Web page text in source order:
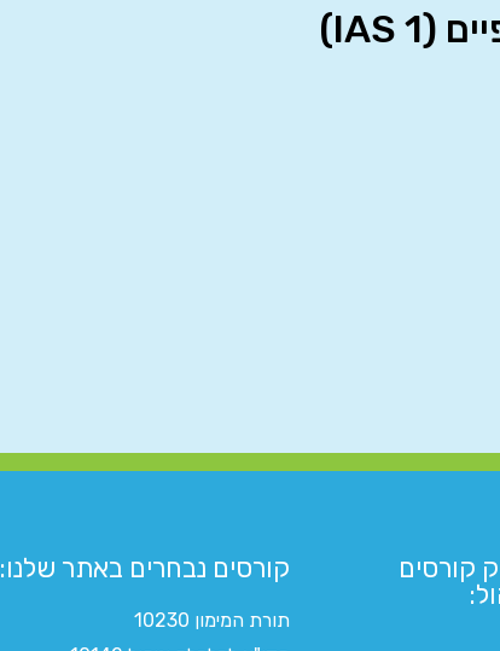
קורסים
קורסים נבחרים באתר שלנו:​
תורת המימון 10230